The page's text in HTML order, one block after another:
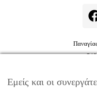
Εμείς και οι